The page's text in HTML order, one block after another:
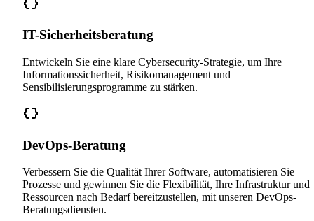
IT-Sicherheitsberatung
Entwickeln Sie eine klare Cybersecurity-Strategie, um Ihre
Informationssicherheit, Risikomanagement und
Sensibilisierungsprogramme zu stärken.
DevOps-Beratung
Verbessern Sie die Qualität Ihrer Software, automatisieren Sie
Prozesse und gewinnen Sie die Flexibilität, Ihre Infrastruktur und
Ressourcen nach Bedarf bereitzustellen, mit unseren DevOps-
Beratungsdiensten.